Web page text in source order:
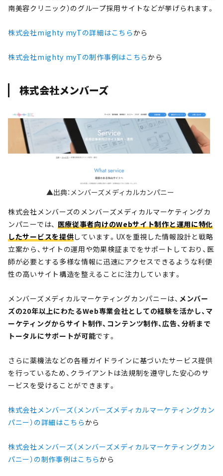
南美容クリニック）のグループ採用サイトなどが挙げられます。
株式会社mighty myTの詳細はこちらから
株式会社mighty myTの制作事例はこちらから
株式会社メンバーズ
▲出典：メンバーズメディカルカンパニー
株式会社メンバーズのメンバーズメディカルマーケティングカ
ンパニーでは、 医療従事者向けのWebサイト制作と運用に特化
したサービスを提供しています。UXを重視した情報設計と戦略
立案から、サイトの運用や効果検証までをサポートしており、医
師が必要とする多様な情報に迅速にアクセスできるような利便
性の高いサイト構造を整えることに注力しています。
メンバーズメディカルマーケティングカンパニーは、 メ ンバー
ズの20年以上にわたるWeb専業会社としての経験を活かし、マ
ーケティングからサイト制作、コンテンツ制作、広告、分析まで
トータルにサポートが可能です。
さらに薬機法などの各種ガイドラインに基づいたサービス提供
を行っているため、クライアントは法規制を遵守した安心のサ
ービスを受けることができます。
株式会社メンバーズ（メンバーズメディカルマーケティングカン
パニー）の詳細はこちらから
株式会社メンバーズ（メンバーズメディカルマーケティングカン
パニー）の制作事例はこちらから